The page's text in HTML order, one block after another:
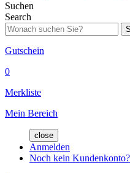
Suchen
Search
Gutschein
0
Merkliste
Mein Bereich
close
Anmelden
Noch kein